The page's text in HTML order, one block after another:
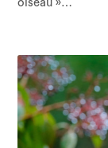
oiseau »…